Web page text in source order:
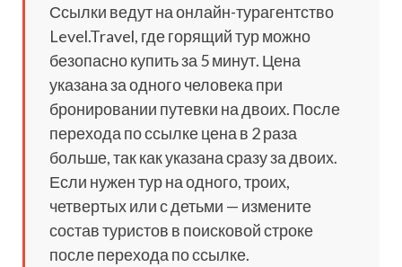
Ссылки ведут на онлайн-турагентство
Level.Travel, где горящий тур можно
безопасно купить за 5 минут. Цена
указана за одного человека при
бронировании путевки на двоих. После
перехода по ссылке цена в 2 раза
больше, так как указана сразу за двоих.
Если нужен тур на одного, троих,
четвертых или с детьми — измените
состав туристов в поисковой строке
после перехода по ссылке.